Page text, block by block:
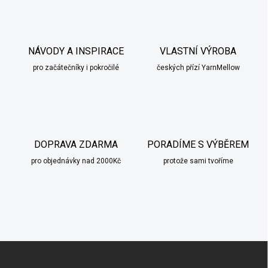
NÁVODY A INSPIRACE
pro začátečníky i pokročilé
VLASTNÍ VÝROBA
českých přízí YarnMellow
DOPRAVA ZDARMA
pro objednávky nad 2000Kč
PORADÍME S VÝBĚREM
protože sami tvoříme